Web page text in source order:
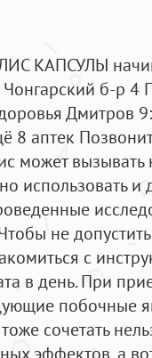
КАПСУЛЫ
б-р 4
Дмитров
8 аптек
может
использовать
не
с
в день. При
побочные
сочетать
эффектов, а